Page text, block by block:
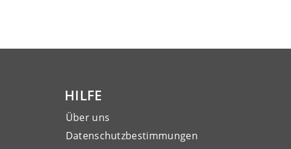
HILFE
Über uns
Datenschutzbestimmungen